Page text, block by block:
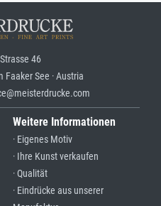
46
See · Austria
Weitere Informationen
· Eigenes Motiv
· Ihre Kunst verkaufen
· Qualität
· Eindrücke aus unserer